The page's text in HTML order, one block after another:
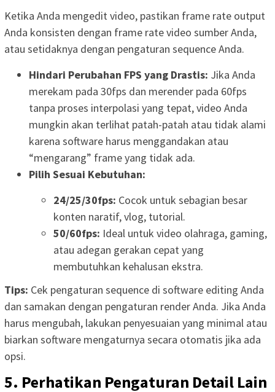
Ketika Anda mengedit video, pastikan frame rate output
Anda konsisten dengan frame rate video sumber Anda,
atau setidaknya dengan pengaturan sequence Anda.
Hindari Perubahan FPS yang Drastis: Jika Anda
merekam pada 30fps dan merender pada 60fps
tanpa proses interpolasi yang tepat, video Anda
mungkin akan terlihat patah-patah atau tidak alami
karena software harus menggandakan atau
“mengarang” frame yang tidak ada.
Pilih Sesuai Kebutuhan:
24/25/30fps: Cocok untuk sebagian besar
konten naratif, vlog, tutorial.
50/60fps: Ideal untuk video olahraga, gaming,
atau adegan gerakan cepat yang
membutuhkan kehalusan ekstra.
Tips: Cek pengaturan sequence di software editing Anda
dan samakan dengan pengaturan render Anda. Jika Anda
harus mengubah, lakukan penyesuaian yang minimal atau
biarkan software mengaturnya secara otomatis jika ada
opsi.
5. Perhatikan Pengaturan Detail Lain